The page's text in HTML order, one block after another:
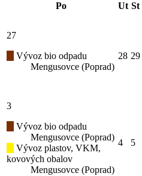
Po
Ut St
27
Vývoz bio odpadu
Mengusovce (Poprad)
28 29
3
Vývoz bio odpadu
Mengusovce (Poprad)
Vývoz plastov, VKM,
kovových obalov
Mengusovce (Poprad)
4 5